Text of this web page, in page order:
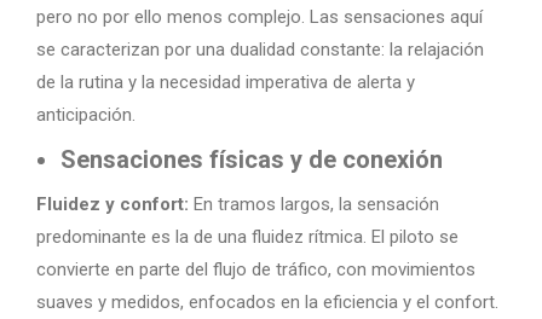
pero no por ello menos complejo. Las sensaciones aquí
se caracterizan por una dualidad constante: la relajación
de la rutina y la necesidad imperativa de alerta y
anticipación.
Sensaciones físicas y de conexión
Fluidez y confort: En tramos largos, la sensación
predominante es la de una fluidez rítmica. El piloto se
convierte en parte del flujo de tráfico, con movimientos
suaves y medidos, enfocados en la eficiencia y el confort.